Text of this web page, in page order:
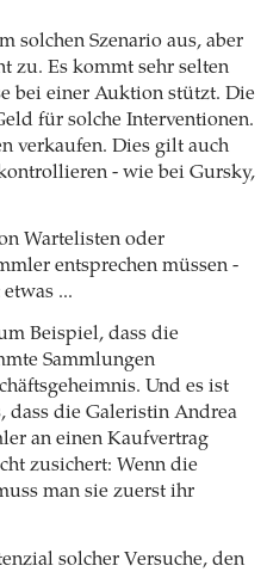
solchen Szenario aus, aber
zu. Es kommt sehr selten
bei einer Auktion stützt. Die
für solche Interventionen.
verkaufen. Dies gilt auch
- wie bei Gursky,
Wartelisten oder
entsprechen müssen -
...
Beispiel, dass die
Sammlungen
Und es ist
dass die Galeristin Andrea
an einen Kaufvertrag
zusichert: Wenn die
man sie zuerst ihr
solcher Versuche, den